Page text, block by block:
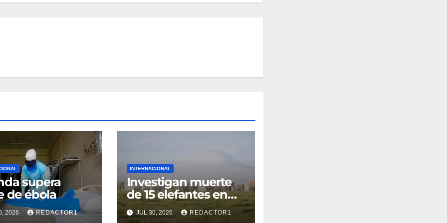
supera
de ébola
2026 REDACTOR1
INTERNACIONAL
Investigan muerte
de 15 elefantes en
Kenia
JUL 30, 2026 REDACTOR1